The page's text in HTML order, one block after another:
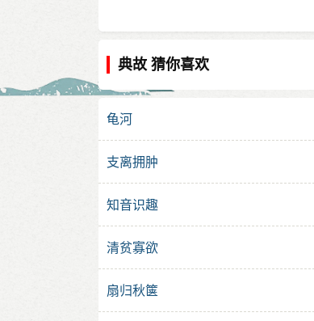
典故 猜你喜欢
龟河
支离拥肿
知音识趣
清贫寡欲
扇归秋箧